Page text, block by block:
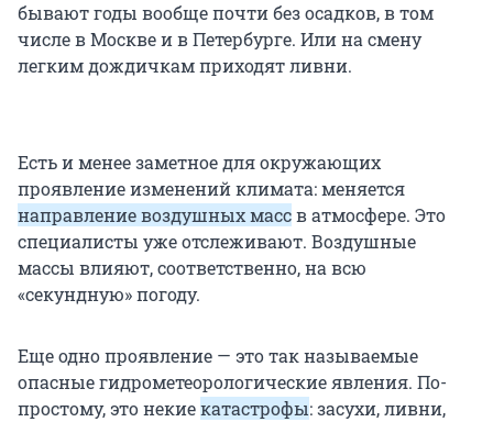
бывают годы вообще почти без осадков, в том
числе в Москве и в Петербурге. Или на смену
легким дождичкам приходят ливни.
Есть и менее заметное для окружающих
проявление изменений климата: меняется
направление воздушных массв атмосфере. Это
специалисты уже отслеживают. Воздушные
массы влияют, соответственно, на всю
«секундную» погоду.
Еще одно проявление — это так называемые
опасные гидрометеорологические явления. По-
простому, это некиекатастрофы: засухи, ливни,